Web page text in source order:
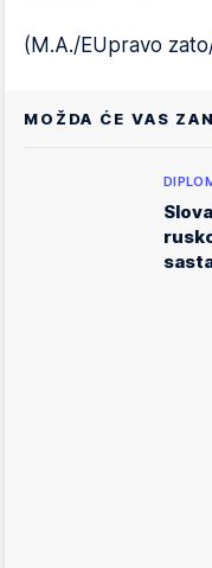
(M.A./EUpravo
MOŽDA ĆE VAS